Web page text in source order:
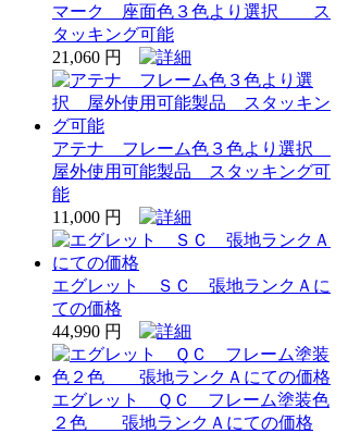
マーク 座面色３色より選択 ス
タッキング可能
21,060 円
アテナ フレーム色３色より選択
屋外使用可能製品 スタッキング可
能
11,000 円
エグレット ＳＣ 張地ランクＡに
ての価格
44,990 円
エグレット ＱＣ フレーム塗装色
２色 張地ランクＡにての価格